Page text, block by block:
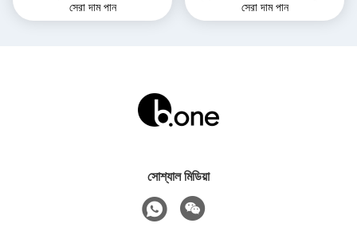
পার্শ্বযুক্ত 6 ব্যক্তি ওয়ার্কস্টেশন ডেস্ক
সেরা দাম পান
ওয়ার্কস্টেশন
সেরা দাম পান
সোশ্যাল মিডিয়া